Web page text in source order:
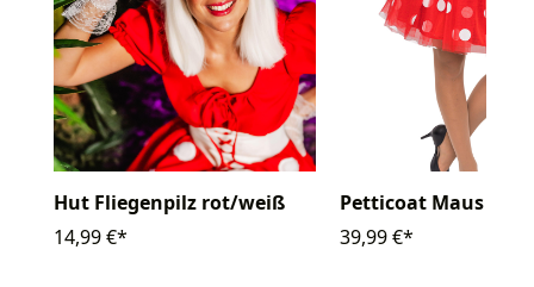
Hut Fliegenpilz rot/weiß
14,99 €*
Petticoat Maus
39,99 €*